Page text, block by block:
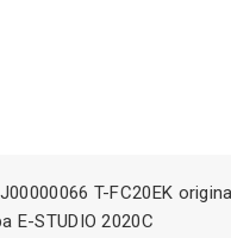
T-FC20EK
E-STUDIO 2020C